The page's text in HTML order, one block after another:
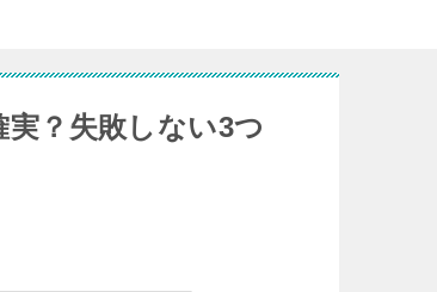
？失敗しない3つ